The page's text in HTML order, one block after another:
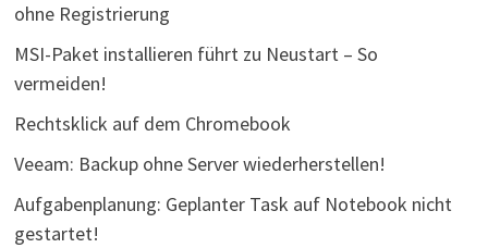
ohne Registrierung
MSI-Paket installieren führt zu Neustart – So
vermeiden!
Rechtsklick auf dem Chromebook
Veeam: Backup ohne Server wiederherstellen!
Aufgabenplanung: Geplanter Task auf Notebook nicht
gestartet!